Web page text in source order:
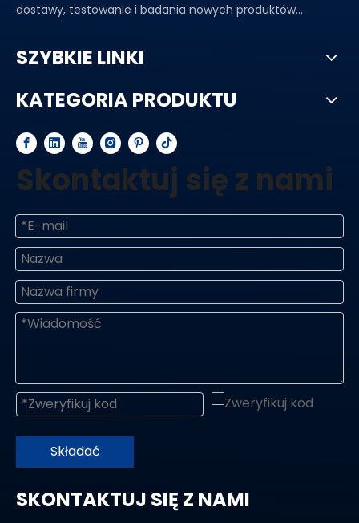
dostawy, testowanie i badania nowych produktów...
SZYBKIE LINKI
KATEGORIA PRODUKTU
Skontaktuj się z nami
Składać
SKONTAKTUJ SIĘ Z NAMI